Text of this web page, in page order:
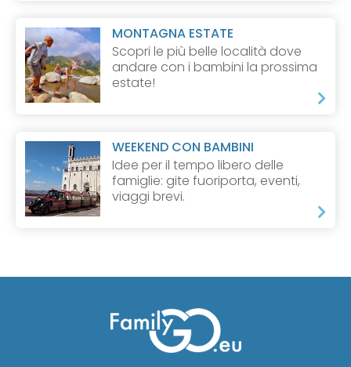
MONTAGNA ESTATE
Scopri le più belle località dove
andare con i bambini la prossima
estate!
WEEKEND CON BAMBINI
Idee per il tempo libero delle
famiglie: gite fuoriporta, eventi,
viaggi brevi.